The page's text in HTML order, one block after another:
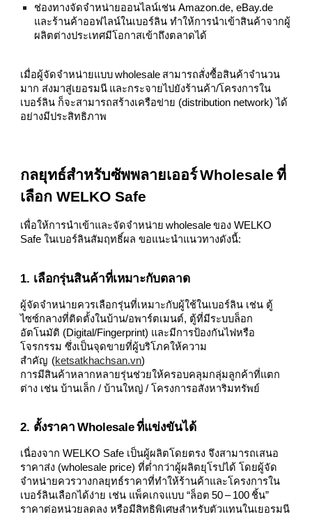
ช่องทางจัดจำหน่ายออนไลน์เช่น Amazon.de, eBay.de
และร้านค้าออฟไลน์ในเบอร์ลิน ทำให้การนำเข้าสินค้าจากผู้
ผลิตต่างประเทศมีโอกาสเข้าถึงตลาดได้
เมื่อผู้จัดจำหน่ายแบบ wholesale สามารถสั่งซื้อสินค้าจำนวน
มาก ส่งมาสู่เยอรมนี และกระจายไปยังร้านค้า/โครงการใน
เบอร์ลิน ก็จะสามารถสร้างเครือข่าย (distribution network) ได้
อย่างมีประสิทธิภาพ
กลยุทธ์สำหรับซัพพลายเออร์ Wholesale ที่
เลือก WELKO Safe
เพื่อให้การนำเข้าและจัดจำหน่าย wholesale ของ WELKO
Safe ในเบอร์ลินสัมฤทธิ์ผล ขอแนะนำแนวทางดังนี้:
1. เลือกรุ่นสินค้าที่เหมาะกับตลาด
ผู้จัดจำหน่ายควรเลือกรุ่นที่เหมาะกับผู้ใช้ในเบอร์ลิน เช่น ตู้
ไซซ์กลางที่ติดตั้งในบ้าน/อพาร์ตเมนต์, ตู้ที่มีระบบล็อก
อัตโนมัติ (Digital/Fingerprint) และมีการป้องกันไฟหรือ
โจรกรรม ซึ่งเป็นจุดขายที่ผู้บริโภคให้ความ
สำคัญ (ketsatkhachsan.vn)
การมีสินค้าหลากหลายรุ่นช่วยให้ครอบคลุมกลุ่มลูกค้าที่แตก
ต่าง เช่น บ้านเล็ก / บ้านใหญ่ / โครงการอสังหาริมทรัพย์
2. ตั้งราคา Wholesale ที่แข่งขันได้
เนื่องจาก WELKO Safe เป็นผู้ผลิตโดยตรง จึงสามารถเสนอ
ราคาส่ง (wholesale price) ที่ต่ำกว่าผู้ผลิตยุโรปได้ โดยผู้จัด
จำหน่ายควรวางกลยุทธ์ราคาที่ทำให้ร้านค้าและโครงการใน
เบอร์ลินเลือกได้ง่าย เช่น แพ็คเกจแบบ “ล็อต 50 – 100 ชิ้น”
ราคาต่อหน่วยลดลง หรือมีสิทธิพิเศษสำหรับตัวแทนในเยอรมนี